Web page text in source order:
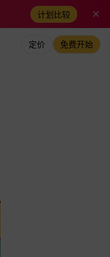
计划比较
定价 免费开始